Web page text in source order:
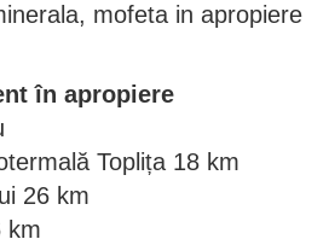
mofeta in apropiere
în apropiere
Toplița 18 km
26 km
km